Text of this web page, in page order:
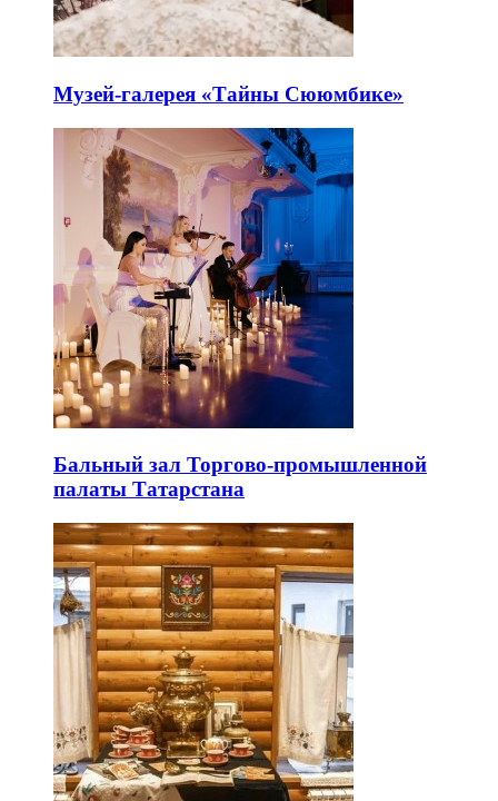
Музей-галерея «Тайны Сююмбике»
Бальный зал Торгово-промышленной
палаты Татарстана